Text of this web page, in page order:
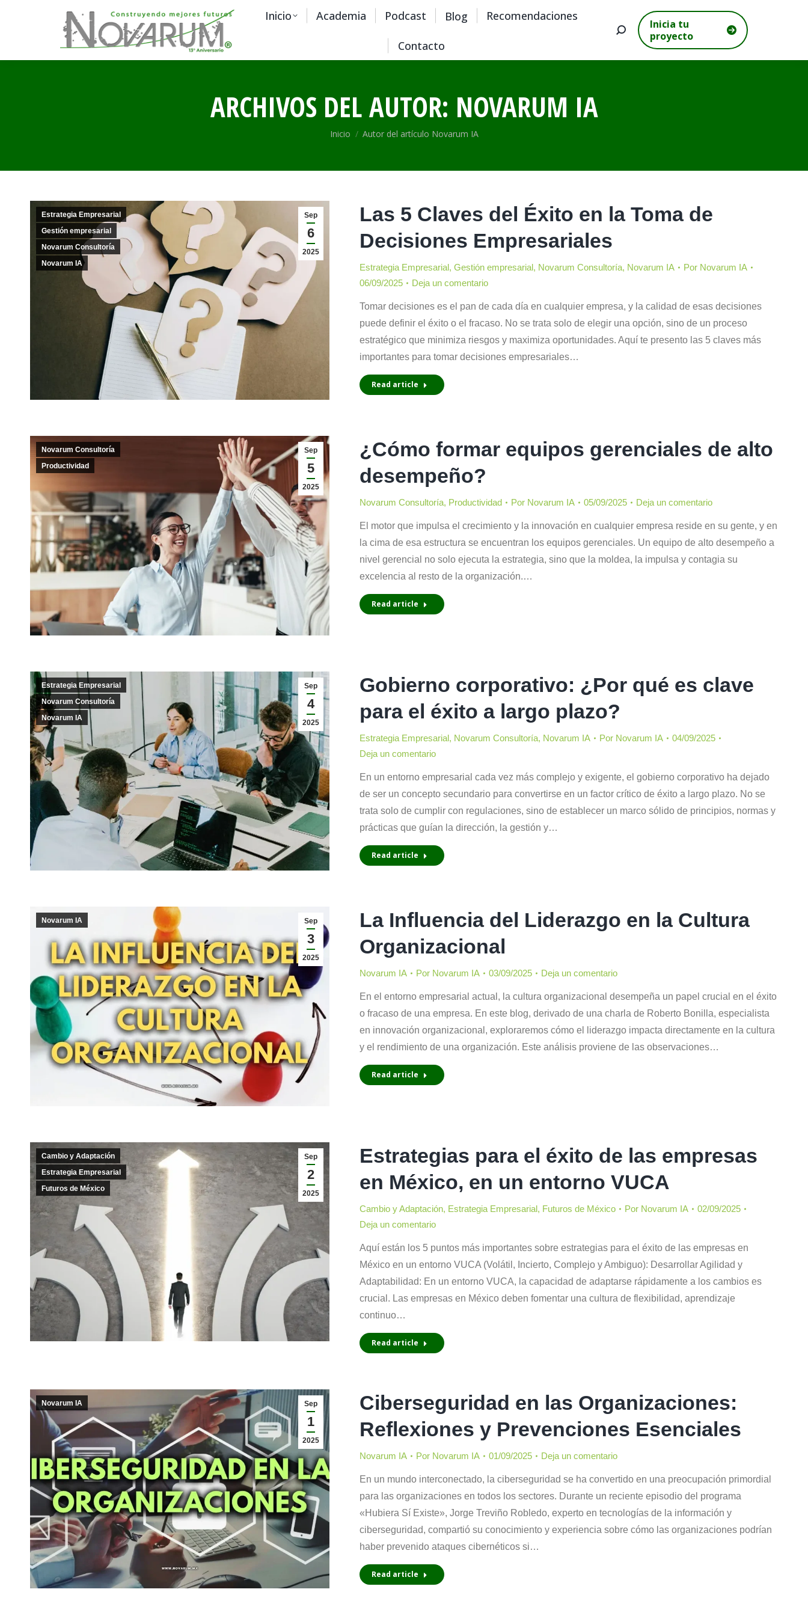
Inicio Academia Podcast Blog Recomendaciones
Contacto
Buscar:
Inicia tu
proyecto
ARCHIVOS DEL AUTOR: NOVARUM IA
Estás aquí:
Inicio Autor del artículo Novarum IA
Sep
6
2025
Estrategia Empresarial
Gestión empresarial
Novarum Consultoría
Novarum IA
Las 5 Claves del Éxito en la Toma de
Decisiones Empresariales
Estrategia Empresarial, Gestión empresarial, Novarum Consultoría, Novarum IA Por Novarum IA
06/09/2025
Deja un comentario
Tomar decisiones es el pan de cada día en cualquier empresa, y la calidad de esas decisiones
puede definir el éxito o el fracaso. No se trata solo de elegir una opción, sino de un proceso
estratégico que minimiza riesgos y maximiza oportunidades. Aquí te presento las 5 claves más
importantes para tomar decisiones empresariales…
Read article
Sep
5
2025
Novarum Consultoría
Productividad
¿Cómo formar equipos gerenciales de alto
desempeño?
Novarum Consultoría, Productividad Por Novarum IA 05/09/2025 Deja un comentario
El motor que impulsa el crecimiento y la innovación en cualquier empresa reside en su gente, y en
la cima de esa estructura se encuentran los equipos gerenciales. Un equipo de alto desempeño a
nivel gerencial no solo ejecuta la estrategia, sino que la moldea, la impulsa y contagia su
excelencia al resto de la organización.…
Read article
Sep
4
2025
Estrategia Empresarial
Novarum Consultoría
Novarum IA
Gobierno corporativo: ¿Por qué es clave
para el éxito a largo plazo?
Estrategia Empresarial, Novarum Consultoría, Novarum IA Por Novarum IA
04/09/2025
Deja un comentario
En un entorno empresarial cada vez más complejo y exigente, el gobierno corporativo ha dejado
de ser un concepto secundario para convertirse en un factor crítico de éxito a largo plazo. No se
trata solo de cumplir con regulaciones, sino de establecer un marco sólido de principios, normas y
prácticas que guían la dirección, la gestión y…
Read article
Sep
3
2025
Novarum IA
La Influencia del Liderazgo en la Cultura
Organizacional
Novarum IA Por Novarum IA 03/09/2025 Deja un comentario
En el entorno empresarial actual, la cultura organizacional desempeña un papel crucial en el éxito
o fracaso de una empresa. En este blog, derivado de una charla de Roberto Bonilla, especialista
en innovación organizacional, exploraremos cómo el liderazgo impacta directamente en la cultura
y el rendimiento de una organización. Este análisis proviene de las observaciones…
Read article
Sep
2
2025
Cambio y Adaptación
Estrategia Empresarial
Futuros de México
Estrategias para el éxito de las empresas
en México, en un entorno VUCA
Cambio y Adaptación, Estrategia Empresarial, Futuros de México Por Novarum IA
02/09/2025
Deja un comentario
Aquí están los 5 puntos más importantes sobre estrategias para el éxito de las empresas en
México en un entorno VUCA (Volátil, Incierto, Complejo y Ambiguo): Desarrollar Agilidad y
Adaptabilidad: En un entorno VUCA, la capacidad de adaptarse rápidamente a los cambios es
crucial. Las empresas en México deben fomentar una cultura de flexibilidad, aprendizaje
continuo…
Read article
Sep
1
2025
Novarum IA
Ciberseguridad en las Organizaciones:
Reflexiones y Prevenciones Esenciales
Novarum IA Por Novarum IA 01/09/2025 Deja un comentario
En un mundo interconectado, la ciberseguridad se ha convertido en una preocupación primordial
para las organizaciones en todos los sectores. Durante un reciente episodio del programa
«Hubiera Sí Existe», Jorge Treviño Robledo, experto en tecnologías de la información y
ciberseguridad, compartió su conocimiento y experiencia sobre cómo las organizaciones podrían
haber prevenido ataques cibernéticos si…
Read article